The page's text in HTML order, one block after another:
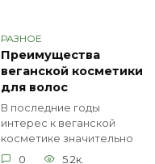
РАЗНОЕ
Преимущества
веганской косметики
для волос
В последние годы
интерес к веганской
косметике значительно
0
5.2к.